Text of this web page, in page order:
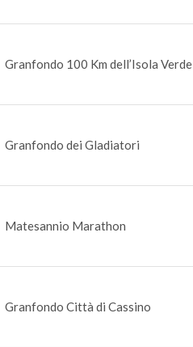
Granfondo 100 Km dell’Isola Verde
Granfondo dei Gladiatori
Matesannio Marathon
Granfondo Città di Cassino